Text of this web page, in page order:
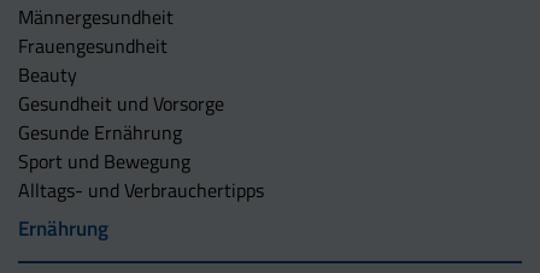
Männergesundheit
Frauengesundheit
Beauty
Gesundheit und Vorsorge
Gesunde Ernährung
Sport und Bewegung
Alltags- und Verbrauchertipps
Ernährung